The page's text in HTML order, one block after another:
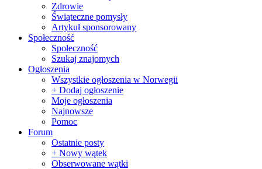
Zdrowie
Świąteczne pomysły
Artykuł sponsorowany
Społeczność
Społeczność
Szukaj znajomych
Ogłoszenia
Wszystkie ogłoszenia w Norwegii
+ Dodaj ogłoszenie
Moje ogłoszenia
Najnowsze
Pomoc
Forum
Ostatnie posty
+ Nowy wątek
Obserwowane wątki